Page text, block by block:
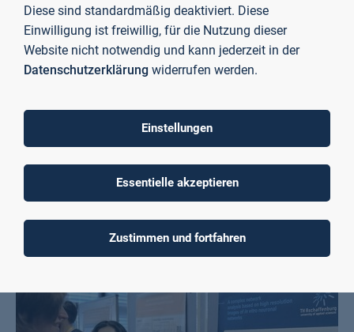
Cudi Zerey
Neugierig geworden?
Die Interviews haben Ihr Interesse geweckt, über die
Möglichkeiten einer Promotion an der TH AB nachzudenken?
Schauen Sie sich gerne um:
Diese sind standardmäßig deaktiviert. Diese
Einwilligung ist freiwillig, für die Nutzung dieser
Website nicht notwendig und kann jederzeit in der
Datenschutzerklärung widerrufen werden.
Einstellungen
Essentielle akzeptieren
Zustimmen und fortfahren